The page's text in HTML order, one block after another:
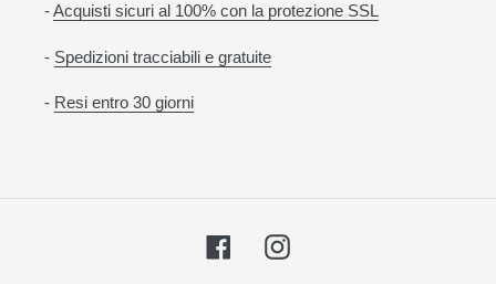
-Acquisti sicuri al 100% con la protezione SSL
- Spedizioni tracciabili e gratuite
- Resi entro 30 giorni
FacebookInstagram